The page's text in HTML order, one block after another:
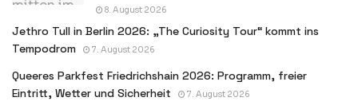
8. August 2026
Jethro Tull in Berlin 2026: „The Curiosity Tour“ kommt ins
Tempodrom
7. August 2026
Queeres Parkfest Friedrichshain 2026: Programm, freier
Eintritt, Wetter und Sicherheit
7. August 2026